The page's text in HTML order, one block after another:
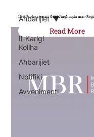
13-il Professjonist Ġdid Jingħaqdu mar-
Read More
Il-Karigi
Kollha
Aħbarijiet
Notifiki
Avvenimenti
Aħbarijiet